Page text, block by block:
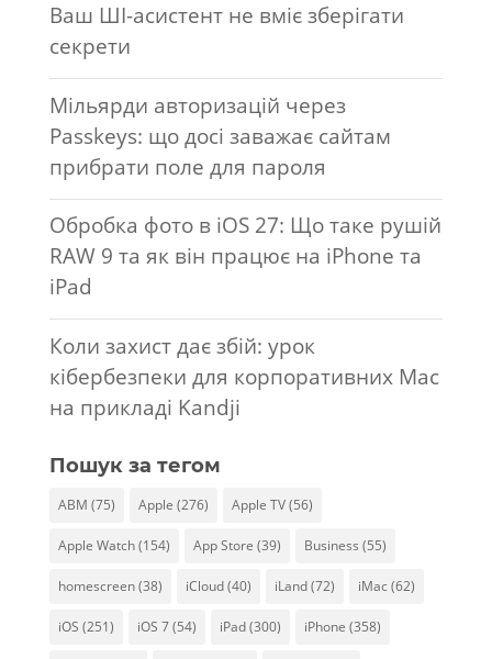
Ваш ШІ-асистент не вміє зберігати
секрети
Мільярди авторизацій через
Passkeys: що досі заважає сайтам
прибрати поле для пароля
Обробка фото в iOS 27: Що таке рушій
RAW 9 та як він працює на iPhone та
iPad
Коли захист дає збій: урок
кібербезпеки для корпоративних Mac
на прикладі Kandji
Пошук за тегом
ABM (75) Apple (276) Apple TV(56)
Apple Watch(154) App Store (39) Business (55)
homescreen(38) iCloud(40) iLand(72) iMac (62)
iOS (251) iOS 7(54) iPad(300) iPhone (358)